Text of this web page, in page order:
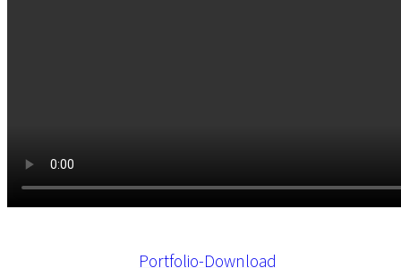
Portfolio-Download